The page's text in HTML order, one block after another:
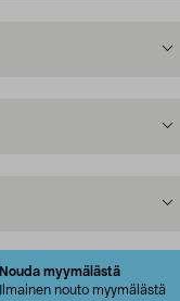
Nouda myymälästä
Ilmainen nouto myymälästä